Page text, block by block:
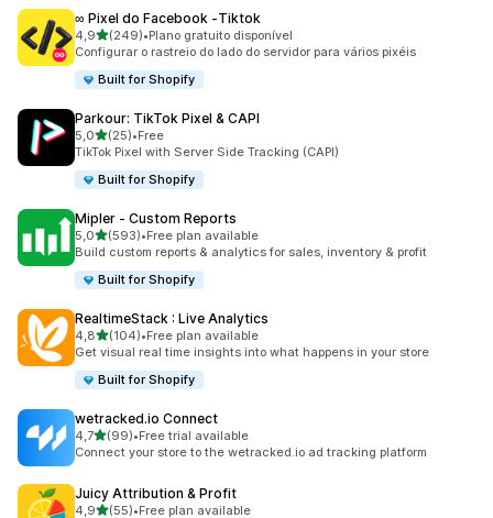
∞ Pixel do Facebook ‑Tiktok
4,9de 5 estrelas
(249)
249 total de avaliações
•Plano gratuito disponível
Configurar o rastreio do lado do servidor para vários pixéis
Built for Shopify
Parkour: TikTok Pixel & CAPI
5,0de 5 estrelas
(25)
25 total de avaliações
•Free
TikTok Pixel with Server Side Tracking (CAPI)
Built for Shopify
Mipler ‑ Custom Reports
5,0de 5 estrelas
(593)
593 total de avaliações
•Free plan available
Build custom reports & analytics for sales, inventory & profit
Built for Shopify
RealtimeStack : Live Analytics
4,8de 5 estrelas
(104)
104 total de avaliações
•Free plan available
Get visual real time insights into what happens in your store
Built for Shopify
wetracked.io Connect
4,7de 5 estrelas
(99)
99 total de avaliações
•Free trial available
Connect your store to the wetracked.io ad tracking platform
Juicy Attribution & Profit
4,9de 5 estrelas
(55)•Free plan available